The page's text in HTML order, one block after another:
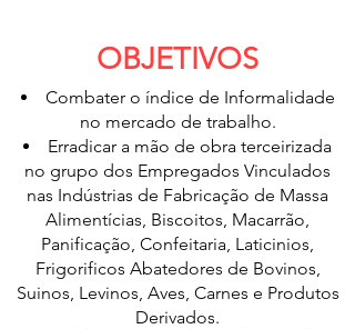
OBJETIVOS
Combater o índice de Informalidade
no mercado de trabalho.
Erradicar a mão de obra terceirizada
no grupo dos Empregados Vinculados
nas Indústrias de Fabricação de Massa
Alimentícias, Biscoitos, Macarrão,
Panificação, Confeitaria, Laticinios,
Frigorificos Abatedores de Bovinos,
Suinos, Levinos, Aves, Carnes e Produtos
Derivados.